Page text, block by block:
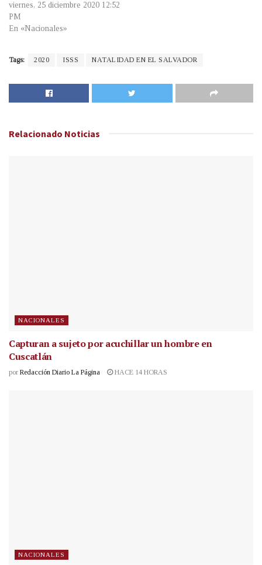
viernes, 25 diciembre 2020 12:52
PM
En «Nacionales»
Tags: 2020 ISSS NATALIDAD EN EL SALVADOR
Relacionado Noticias
NACIONALES
Capturan a sujeto por acuchillar un hombre en
Cuscatlán
por Redacción Diario La Página HACE 14 HORAS
NACIONALES